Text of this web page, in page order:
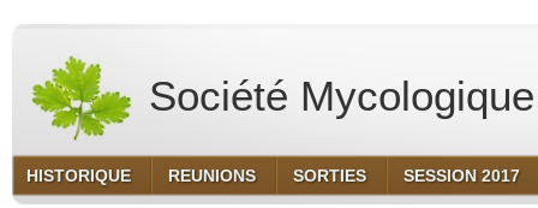
Société
HISTORIQUE REUNIONS SORTIES SESSION 2017